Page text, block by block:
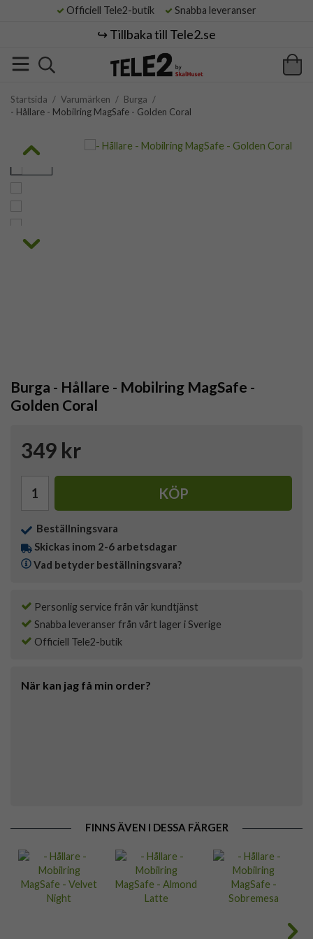
Officiell Tele2-butik Snabba leveranser
↪️ Tillbaka till Tele2.se
Startsida / Varumärken / Burga /
- Hållare - Mobilring MagSafe - Golden Coral
Burga - Hållare - Mobilring MagSafe -
Golden Coral
349 kr
KÖP
Beställningsvara
Skickas inom 2-6 arbetsdagar
Vad betyder beställningsvara?
Personlig service från vår kundtjänst
Snabba leveranser från vårt lager i Sverige
Officiell Tele2-butik
När kan jag få min order?
FINNS ÄVEN I DESSA FÄRGER